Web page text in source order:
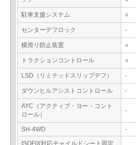
駐車支援システム ○
センターデフロック -
横滑り防止装置 ○
トラクションコントロール ○
LSD（リミテッドスリップデフ） -
ダウンヒルアシストコントロール -
AYC（アクティブ・ヨー・コント
ロール）
-
SH-4WD
-
ISOFIX対応チャイルドシート固定